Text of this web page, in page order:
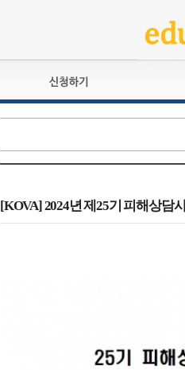
교육훈련
자격복원
[KOVA] 2024년 제25기 피해상담